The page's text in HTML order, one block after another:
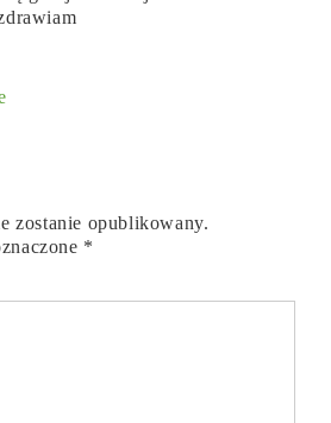
zostanie opublikowany.
*